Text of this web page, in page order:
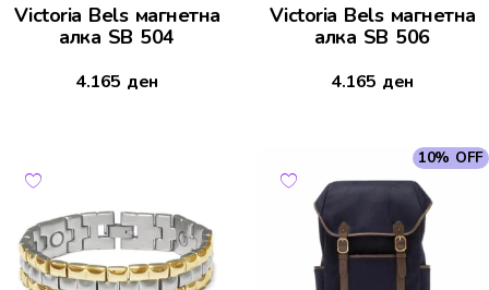
Victoria Bels магнетна
алка SB 504
4.165 ден
Victoria Bels магнетна
алка SB 506
4.165 ден
10% OFF